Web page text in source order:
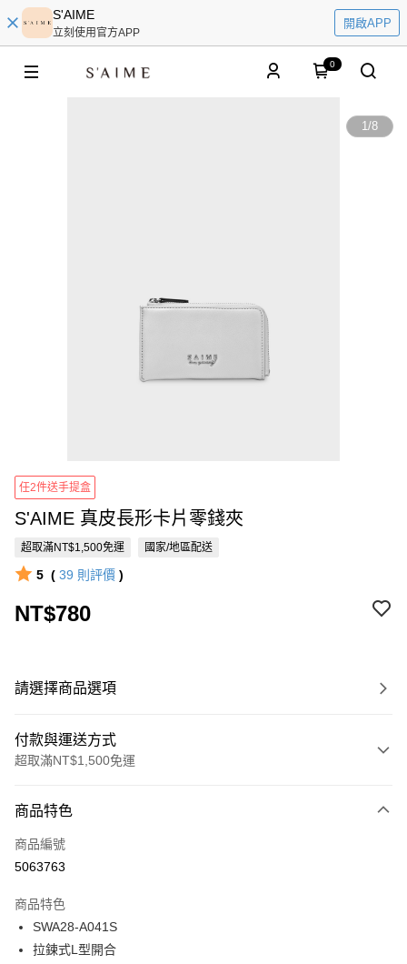
S'AIME
立刻使用官方APP
開啟APP
0
1/8
任2件送手提盒
S'AIME 真皮長形卡片零錢夾
超取滿NT$1,500免運 國家/地區配送
5 ( 39 則評價 )
NT$780
請選擇商品選項
付款與運送方式
超取滿NT$1,500免運
信用卡一次付款
超商取貨付款
Apple Pay
街口支付
商品特色
商品編號
5063763
商品特色
SWA28-A041S
拉鍊式L型開合